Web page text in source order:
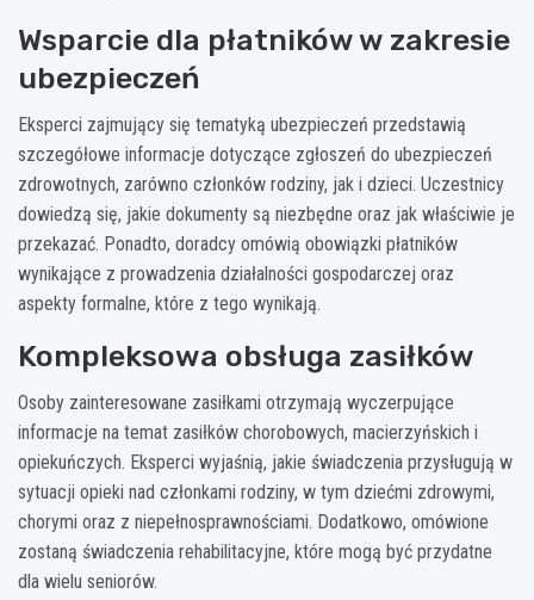
Wsparcie dla płatników w zakresie
ubezpieczeń
Eksperci zajmujący się tematyką ubezpieczeń przedstawią
szczegółowe informacje dotyczące zgłoszeń do ubezpieczeń
zdrowotnych, zarówno członków rodziny, jak i dzieci. Uczestnicy
dowiedzą się, jakie dokumenty są niezbędne oraz jak właściwie je
przekazać. Ponadto, doradcy omówią obowiązki płatników
wynikające z prowadzenia działalności gospodarczej oraz
aspekty formalne, które z tego wynikają.
Kompleksowa obsługa zasiłków
Osoby zainteresowane zasiłkami otrzymają wyczerpujące
informacje na temat zasiłków chorobowych, macierzyńskich i
opiekuńczych. Eksperci wyjaśnią, jakie świadczenia przysługują w
sytuacji opieki nad członkami rodziny, w tym dziećmi zdrowymi,
chorymi oraz z niepełnosprawnościami. Dodatkowo, omówione
zostaną świadczenia rehabilitacyjne, które mogą być przydatne
dla wielu seniorów.